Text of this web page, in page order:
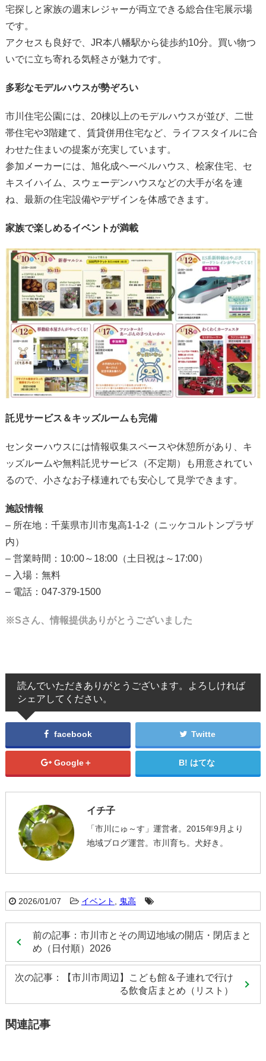
宅探しと家族の週末レジャーが両立できる総合住宅展示場
です。
アクセスも良好で、JR本八幡駅から徒歩約10分。買い物つ
いでに立ち寄れる気軽さが魅力です。
多彩なモデルハウスが勢ぞろい
市川住宅公園には、20棟以上のモデルハウスが並び、二世
帯住宅や3階建て、賃貸併用住宅など、ライフスタイルに合
わせた住まいの提案が充実しています。
参加メーカーには、旭化成ヘーベルハウス、桧家住宅、セ
キスイハイム、スウェーデンハウスなどの大手が名を連
ね、最新の住宅設備やデザインを体感できます。
家族で楽しめるイベントが満載
託児サービス＆キッズルームも完備
センターハウスには情報収集スペースや休憩所があり、キ
ッズルームや無料託児サービス（不定期）も用意されてい
るので、小さなお子様連れでも安心して見学できます。
施設情報
– 所在地：千葉県市川市鬼高1-1-2（ニッケコルトンプラザ
内）
– 営業時間：10:00～18:00（土日祝は～17:00）
– 入場：無料
– 電話：047-379-1500
※Sさん、情報提供ありがとうございました
読んでいただきありがとうございます。よろしければ
シェアしてください。
facebook Twitte
Google＋ はてな
イチ子
「市川にゅ～す」運営者。2015年9月より
地域ブログ運営。市川育ち。犬好き。
2026/01/07 イベント 鬼高
前の記事：市川市とその周辺地域の開店・閉店まと
め（日付順）2026
次の記事：【市川市周辺】こども館＆子連れで行け
る飲食店まとめ（リスト）
関連記事